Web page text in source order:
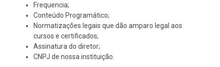
Frequencia;
Conteúdo Programático;
Normatizações legais que dão amparo legal aos
cursos e certificados;
Assinatura do diretor;
CNPJ de nossa instituição.